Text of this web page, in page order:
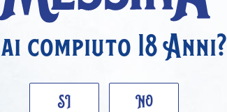
compiuto 18 Anni?
SI NO